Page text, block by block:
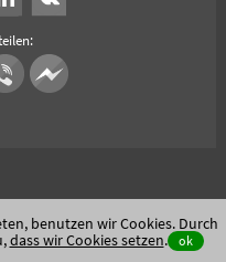
benutzen wir Cookies. Durch
dass wir Cookies setzen. ok